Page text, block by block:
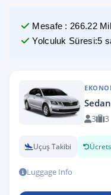
Mesafe : 266.22 Mil
Yolculuk Süresi:5
Sedan
3 3
Uçuş Takibi
Luggage Info